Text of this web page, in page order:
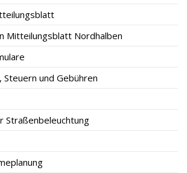
Mitteilungsblatt Nordhalben
und Gebühren
Straßenbeleuchtung